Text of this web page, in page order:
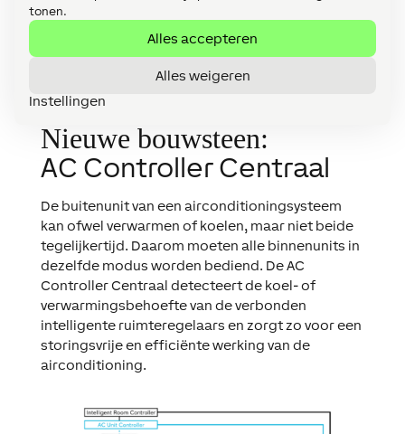
tonen.
Alles accepteren
Alles weigeren
Instellingen
Nieuwe bouwsteen:
AC Controller Centraal
De buitenunit van een airconditioningsysteem
kan ofwel verwarmen of koelen, maar niet beide
tegelijkertijd. Daarom moeten alle binnenunits in
dezelfde modus worden bediend. De AC
Controller Centraal detecteert de koel- of
verwarmingsbehoefte van de verbonden
intelligente ruimteregelaars en zorgt zo voor een
storingsvrije en efficiënte werking van de
airconditioning.